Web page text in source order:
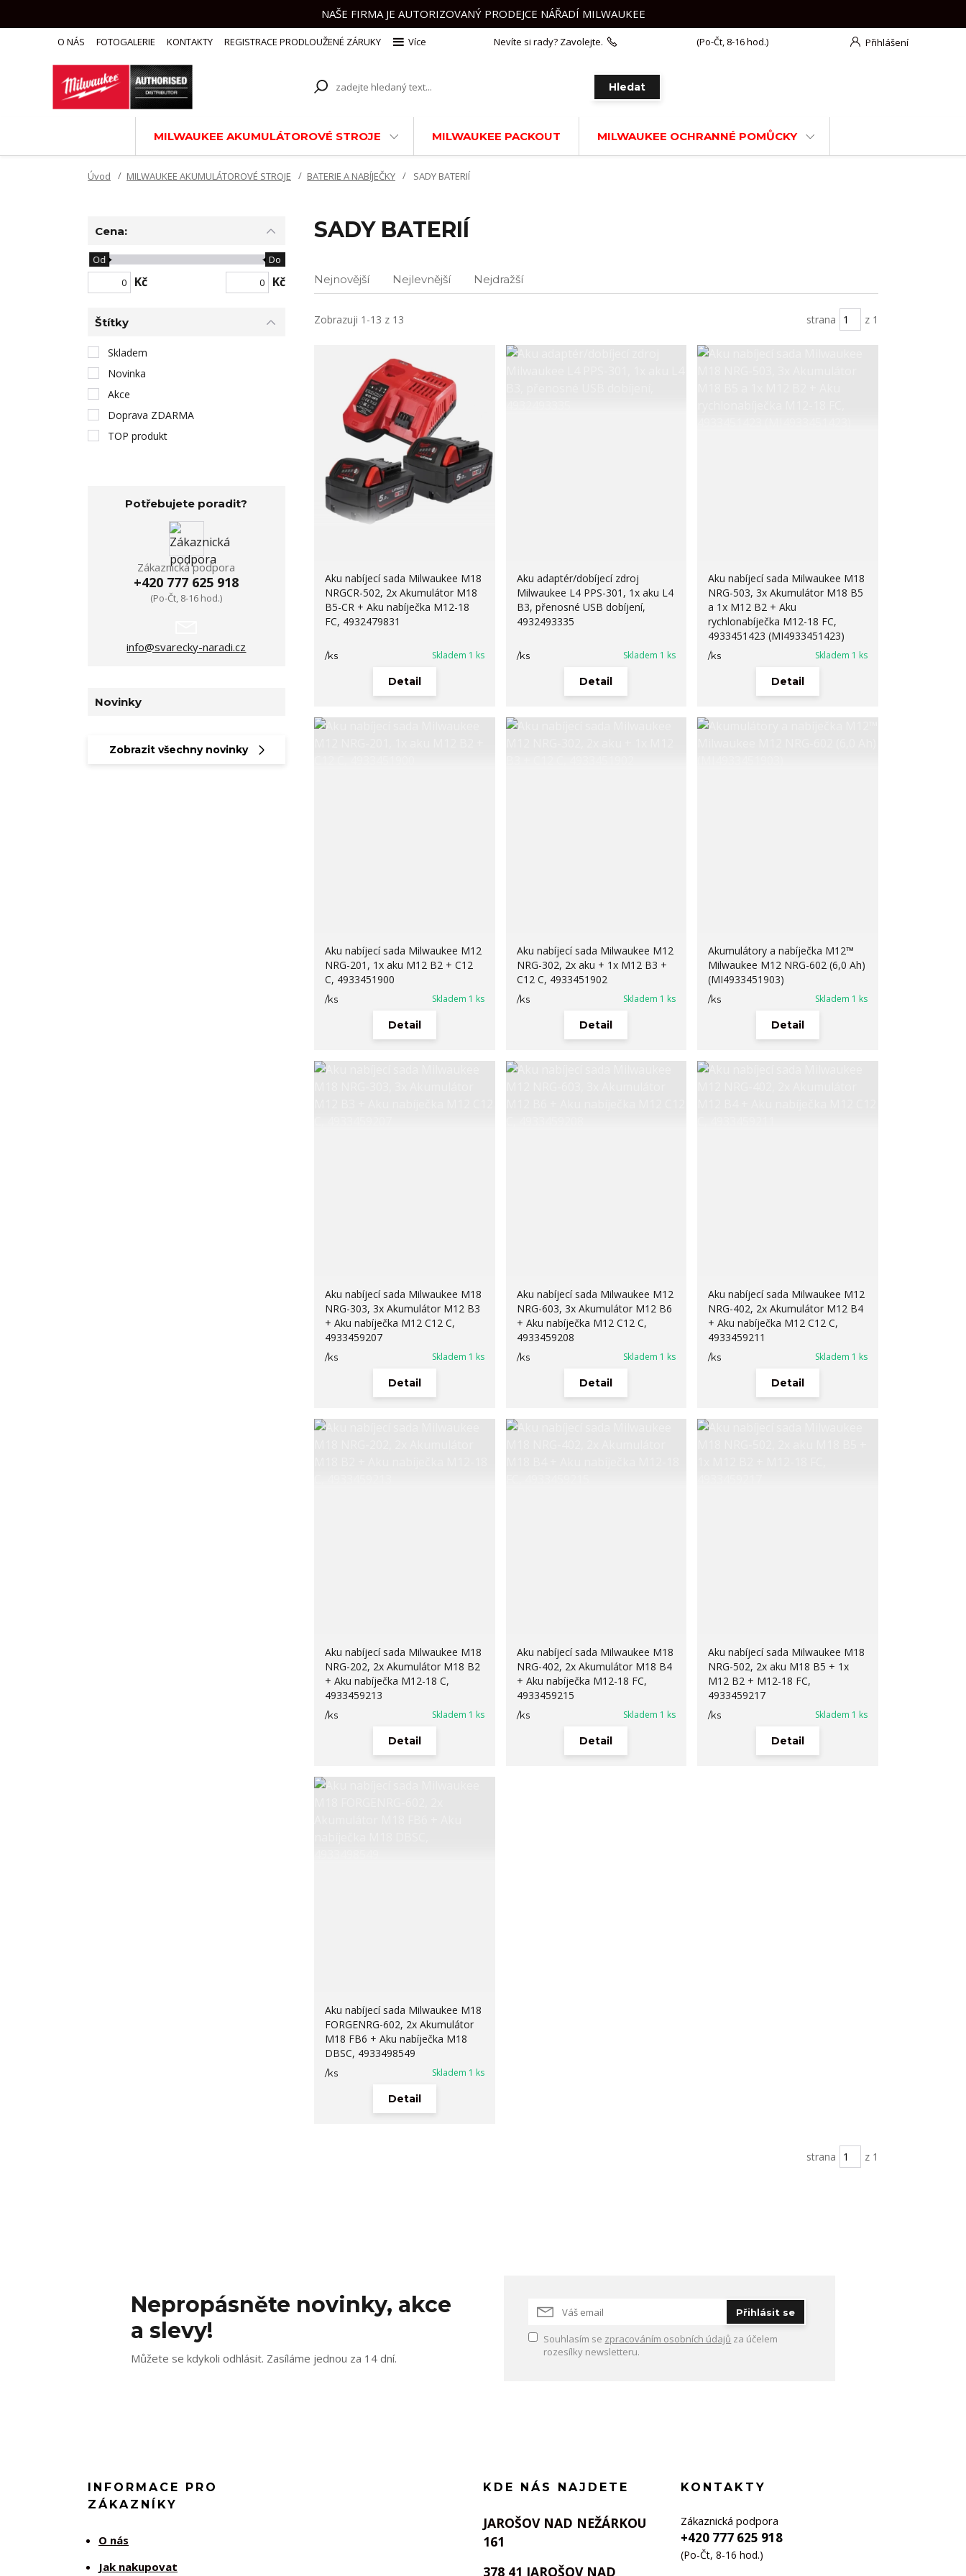
NAŠE FIRMA JE AUTORIZOVANÝ PRODEJCE NÁŘADÍ MILWAUKEE
O NÁS FOTOGALERIE KONTAKTY REGISTRACE PRODLOUŽENÉ ZÁRUKY Více Přihlášení
Hledat
Nevíte si rady? Zavolejte. (Po-Čt, 8-16 hod.)
MILWAUKEE AKUMULÁTOROVÉ STROJE MILWAUKEE PACKOUT MILWAUKEE OCHRANNÉ POMŮCKY
Úvod MILWAUKEE AKUMULÁTOROVÉ STROJE BATERIE A NABÍJEČKY SADY BATERIÍ
SADY BATERIÍ
Nejnovější Nejlevnější Nejdražší
Zobrazuji 1-13 z 13 strana z 1
Aku nabíjecí sada Milwaukee M18
NRGCR-502, 2x Akumulátor M18
B5-CR + Aku nabíječka M12-18
FC, 4932479831
/ks Skladem 1 ks
Detail
Aku adaptér/dobíjecí zdroj
Milwaukee L4 PPS-301, 1x aku L4
B3, přenosné USB dobíjení,
4932493335
/ks Skladem 1 ks
Detail
Aku nabíjecí sada Milwaukee M18
NRG-503, 3x Akumulátor M18 B5
a 1x M12 B2 + Aku
rychlonabíječka M12-18 FC,
4933451423 (MI4933451423)
/ks Skladem 1 ks
Detail
Aku nabíjecí sada Milwaukee M12
NRG-201, 1x aku M12 B2 + C12
C, 4933451900
/ks Skladem 1 ks
Detail
Aku nabíjecí sada Milwaukee M12
NRG-302, 2x aku + 1x M12 B3 +
C12 C, 4933451902
/ks Skladem 1 ks
Detail
Akumulátory a nabíječka M12™
Milwaukee M12 NRG-602 (6,0 Ah)
(MI4933451903)
/ks Skladem 1 ks
Detail
Aku nabíjecí sada Milwaukee M18
NRG-303, 3x Akumulátor M12 B3
+ Aku nabíječka M12 C12 C,
4933459207
/ks Skladem 1 ks
Detail
Aku nabíjecí sada Milwaukee M12
NRG-603, 3x Akumulátor M12 B6
+ Aku nabíječka M12 C12 C,
4933459208
/ks Skladem 1 ks
Detail
Aku nabíjecí sada Milwaukee M12
NRG-402, 2x Akumulátor M12 B4
+ Aku nabíječka M12 C12 C,
4933459211
/ks Skladem 1 ks
Detail
Aku nabíjecí sada Milwaukee M18
NRG-202, 2x Akumulátor M18 B2
+ Aku nabíječka M12-18 C,
4933459213
/ks Skladem 1 ks
Detail
Aku nabíjecí sada Milwaukee M18
NRG-402, 2x Akumulátor M18 B4
+ Aku nabíječka M12-18 FC,
4933459215
/ks Skladem 1 ks
Detail
Aku nabíjecí sada Milwaukee M18
NRG-502, 2x aku M18 B5 + 1x
M12 B2 + M12-18 FC,
4933459217
/ks Skladem 1 ks
Detail
Aku nabíjecí sada Milwaukee M18
FORGENRG-602, 2x Akumulátor
M18 FB6 + Aku nabíječka M18
DBSC, 4933498549
/ks Skladem 1 ks
Detail
strana z 1
Cena:
Kč
Od Do
Kč
Štítky
Skladem
Novinka
Akce
Doprava ZDARMA
TOP produkt
Potřebujete poradit?
Zákaznická podpora
+420 777 625 918
(Po-Čt, 8-16 hod.)
info@svarecky-naradi.cz
Novinky
Zobrazit všechny novinky
Nepropásněte novinky, akce
a slevy!
Můžete se kdykoli odhlásit. Zasíláme jednou za 14 dní.
Přihlásit se
Souhlasím se zpracováním osobních údajů za účelem
rozesílky newsletteru.
INFORMACE PRO
ZÁKAZNÍKY
O nás
Jak nakupovat
KDE NÁS NAJDETE
JAROŠOV NAD NEŽÁRKOU
161
378 41 JAROŠOV NAD
KONTAKTY
Zákaznická podpora
+420 777 625 918
(Po-Čt, 8-16 hod.)